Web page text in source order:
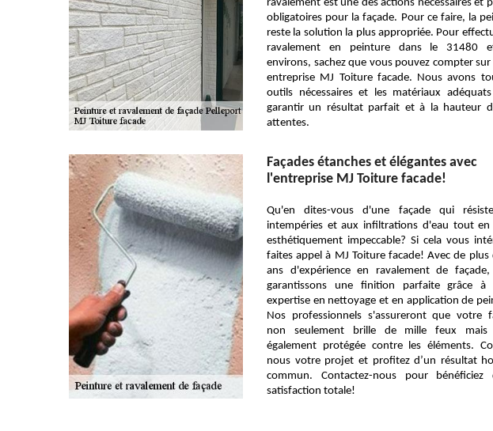
ravalement est une des actions nécessaires et
obligatoires pour la façade. Pour ce faire, la
reste la solution la plus appropriée. Pour
ravalement en peinture dans le 31480
environs, sachez que vous pouvez compter
entreprise MJ Toiture facade. Nous avons
outils nécessaires et les matériaux
garantir un résultat parfait et à la hauteur
attentes.
Façades étanches et élégantes avec
l'entreprise MJ Toiture facade!
Qu'en dites-vous d'une façade qui
intempéries et aux infiltrations d'eau tout
esthétiquement impeccable? Si cela vous
faites appel à MJ Toiture facade! Avec de plus
ans d'expérience en ravalement de
garantissons une finition parfaite grâce à
expertise en nettoyage et en application de
Nos professionnels s'assureront que votre
non seulement brille de mille feux mais
également protégée contre les éléments.
nous votre projet et profitez d’un résultat
commun. Contactez-nous pour bénéficiez
satisfaction totale!